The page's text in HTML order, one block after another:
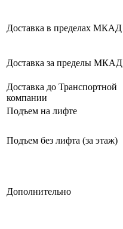
Доставка в пределах МКАД
Доставка за пределы МКАД
Доставка до Транспортной
компании
Подъем на лифте
Подъем без лифта (за этаж)
Дополнительно